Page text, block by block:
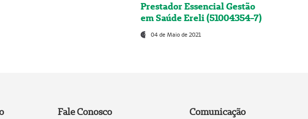
Prestador Essencial Gestão
em Saúde Ereli (51004354-7)
04 de Maio de 2021
Fale Conosco Comunicação